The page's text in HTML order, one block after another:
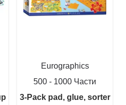
Eurographics
500 - 1000 Части
3-Pack pad, glue, sorter